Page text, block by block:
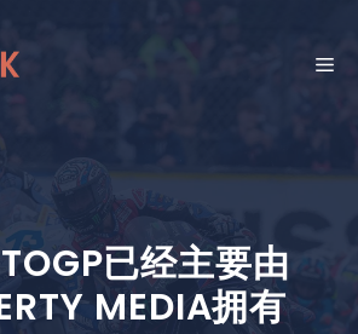
菜
已经主要由
MEDIA拥有